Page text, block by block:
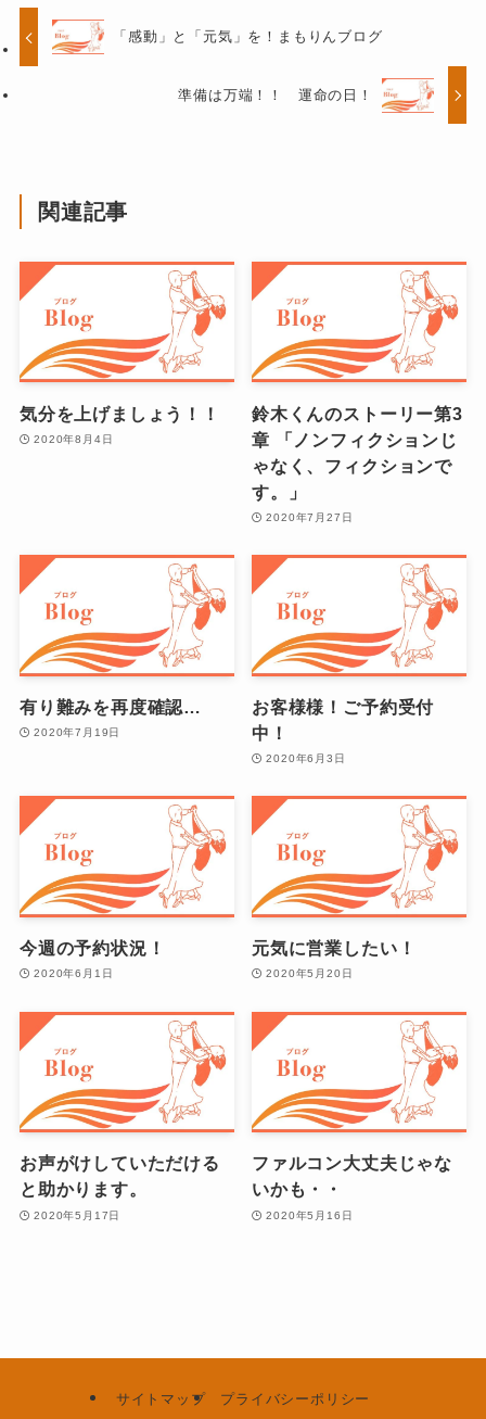
「感動」と「元気」を！まもりんブログ
準備は万端！！ 運命の日！
関連記事
気分を上げましょう！！
2020年8月4日
鈴木くんのストーリー第3
章 「ノンフィクションじ
ゃなく、フィクションで
す。」
2020年7月27日
有り難みを再度確認…
2020年7月19日
お客様様！ご予約受付
中！
2020年6月3日
今週の予約状況！
2020年6月1日
元気に営業したい！
2020年5月20日
お声がけしていただける
と助かります。
2020年5月17日
ファルコン大丈夫じゃな
いかも・・
2020年5月16日
サイトマップ プライバシーポリシー